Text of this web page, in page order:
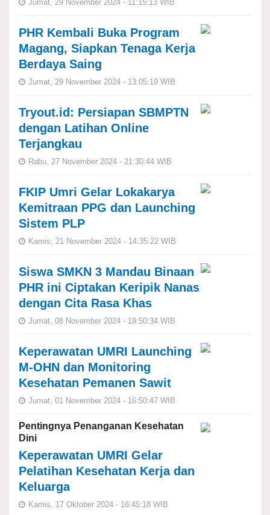
Jumat, 29 November 2024 - 11:15:13 WIB
PHR Kembali Buka Program
Magang, Siapkan Tenaga Kerja
Berdaya Saing
Jumat, 29 November 2024 - 13:05:19 WIB
Tryout.id: Persiapan SBMPTN
dengan Latihan Online
Terjangkau
Rabu, 27 November 2024 - 21:30:44 WIB
FKIP Umri Gelar Lokakarya
Kemitraan PPG dan Launching
Sistem PLP
Kamis, 21 November 2024 - 14:35:22 WIB
Siswa SMKN 3 Mandau Binaan
PHR ini Ciptakan Keripik Nanas
dengan Cita Rasa Khas
Jumat, 08 November 2024 - 19:50:34 WIB
Keperawatan UMRI Launching
M-OHN dan Monitoring
Kesehatan Pemanen Sawit
Jumat, 01 November 2024 - 16:50:47 WIB
Pentingnya Penanganan Kesehatan
Dini
Keperawatan UMRI Gelar
Pelatihan Kesehatan Kerja dan
Keluarga
Kamis, 17 Oktober 2024 - 16:45:18 WIB